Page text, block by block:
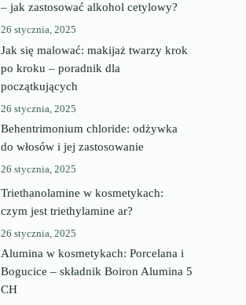
– jak zastosować alkohol cetylowy?
26 stycznia, 2025
Jak się malować: makijaż twarzy krok
po kroku – poradnik dla
początkujących
26 stycznia, 2025
Behentrimonium chloride: odżywka
do włosów i jej zastosowanie
26 stycznia, 2025
Triethanolamine w kosmetykach:
czym jest triethylamine ar?
26 stycznia, 2025
Alumina w kosmetykach: Porcelana i
Bogucice – składnik Boiron Alumina 5
CH